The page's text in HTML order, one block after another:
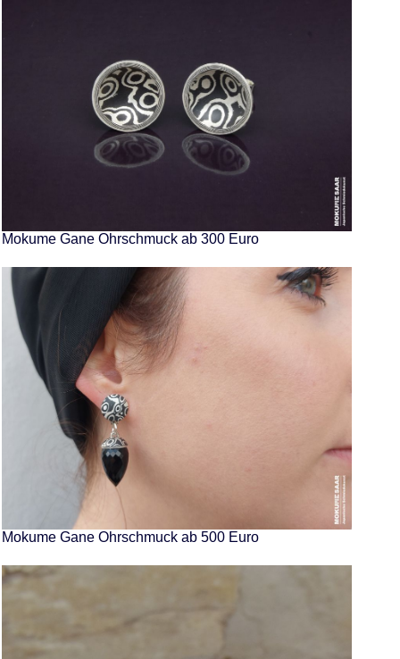
Mokume Gane Ohrschmuck ab 300 Euro
Mokume Gane Ohrschmuck ab 500 Euro